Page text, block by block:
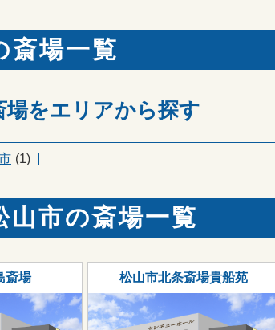
斎場一覧
場をエリアから探す
(1)
山市の斎場一覧
斎場 松山市北条斎場貴船苑